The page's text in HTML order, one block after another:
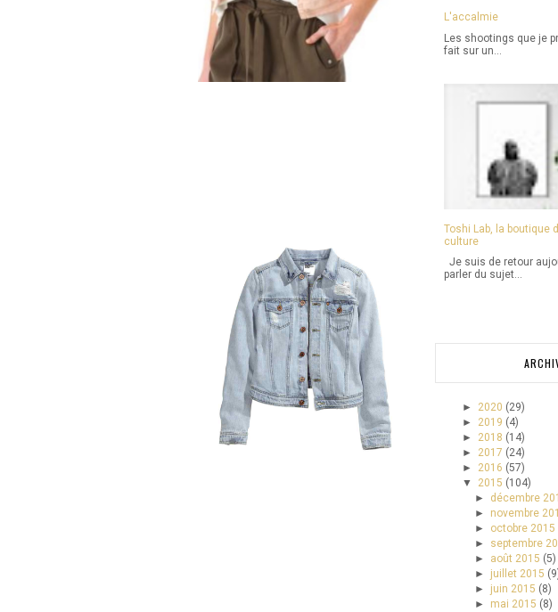
L'accalmie
Les shootings que je
fait sur un...
Toshi Lab, la boutique
culture
Je suis de retour
parler du sujet...
► 2020 (29)
► 2019 (4)
► 2018 (14)
► 2017 (24)
► 2016 (57)
▼ 2015 (104)
► décembre
► novembre
► octobre 2015
► septembre
► août 2015 (5)
► juillet 2015
► juin 2015 (8)
► mai 2015 (8)